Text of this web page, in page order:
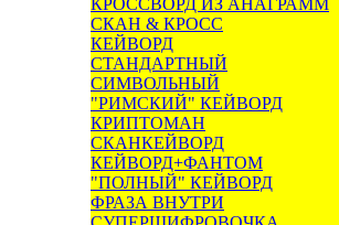
КРОССВОРД ИЗ АНАГРАММ
СКАН & КРОСС
КЕЙВОРД
СТАНДАРТНЫЙ
СИМВОЛЬНЫЙ
"РИМСКИЙ" КЕЙВОРД
КРИПТОМАН
СКАНКЕЙВОРД
КЕЙВОРД+ФАНТОМ
"ПОЛНЫЙ" КЕЙВОРД
ФРАЗА ВНУТРИ